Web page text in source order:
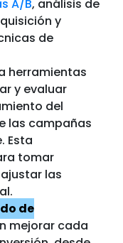
A/B, análisis de
y
de
herramientas
y evaluar
del
las campañas
Esta
tomar
las
de
mejorar cada